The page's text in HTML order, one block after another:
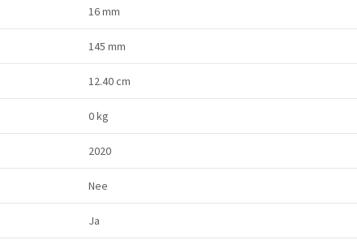
16 mm
145 mm
12.40 cm
0 kg
2020
Nee
Ja